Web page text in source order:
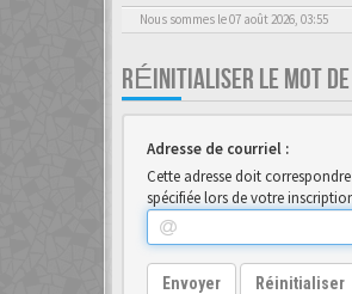
Nous sommes le 07 août 2026, 03:55
RÉINITIALISER LE MOT
Adresse de courriel :
Cette adresse doit
spécifiée lors de votre
Envoyer Réinitialiser